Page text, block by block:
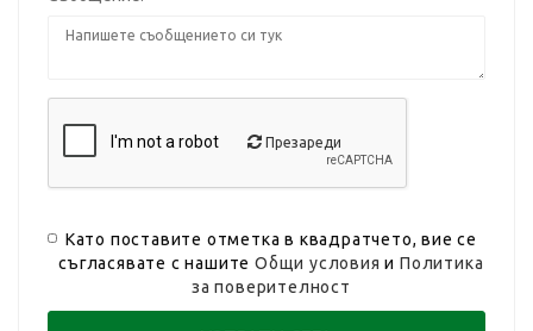
Презареди
Като поставите отметка в квадратчето, вие се
съгласявате с нашитеОбщи условия иПолитика
за поверителност